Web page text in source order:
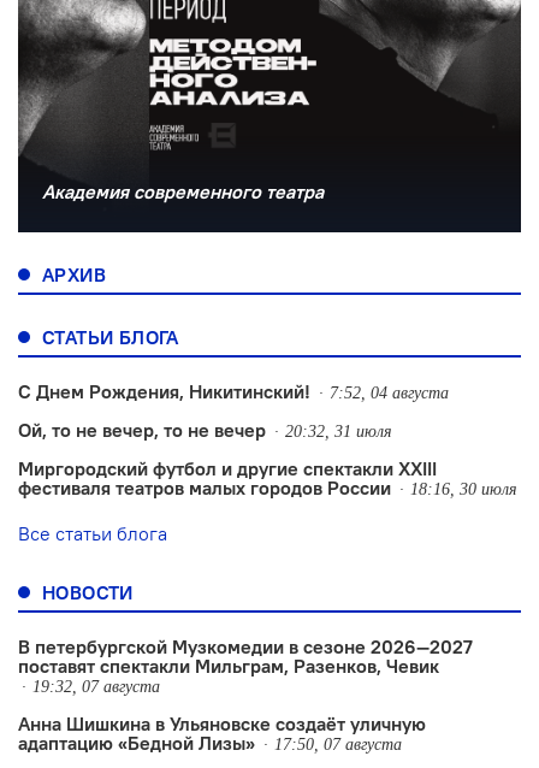
Академия современного театра
АРХИВ
СТАТЬИ БЛОГА
С Днем Рождения, Никитинский! 7:52, 04 августа
Ой, то не вечер, то не вечер 20:32, 31 июля
Миргородский футбол и другие спектакли XXIII
фестиваля театров малых городов России
18:16, 30 июля
Все статьи блога
НОВОСТИ
В петербургской Музкомедии в сезоне 2026—2027
поставят спектакли Мильграм, Разенков, Чевик
19:32, 07 августа
Анна Шишкина в Ульяновске создаëт уличную
адаптацию «Бедной Лизы»
17:50, 07 августа